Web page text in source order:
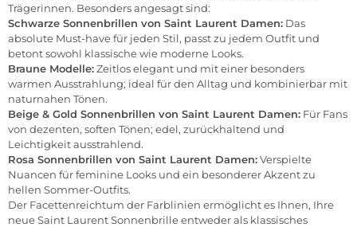
Trägerinnen. Besonders angesagt sind:
Schwarze Sonnenbrillen von Saint Laurent Damen: Das
absolute Must-have für jeden Stil, passt zu jedem Outfit und
betont sowohl klassische wie moderne Looks.
Braune Modelle:Zeitlos elegant und mit einer besonders
warmen Ausstrahlung; ideal für den Alltag und kombinierbar mit
naturnahen Tönen.
Beige & Gold Sonnenbrillen von Saint Laurent Damen: Für Fans
von dezenten, soften Tönen; edel, zurückhaltend und
Leichtigkeit ausstrahlend.
Rosa Sonnenbrillen von Saint Laurent Damen:Verspielte
Nuancen für feminine Looks und ein besonderer Akzent zu
hellen Sommer-Outfits.
Der Facettenreichtum der Farblinien ermöglicht es Ihnen, Ihre
neue Saint Laurent Sonnenbrille entweder als klassisches